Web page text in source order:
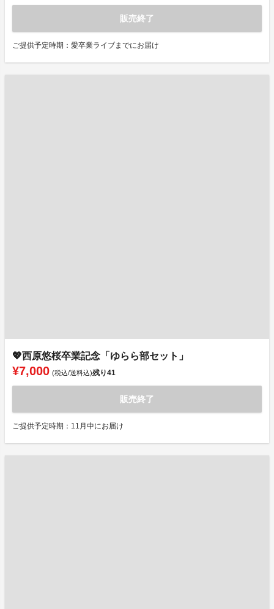
販売終了
ご提供予定時期：愛卒業ライブまでにお届け
💖西原悠桜卒業記念「ゆらら部セット」
¥7,000 (税込/送料込)残り41
販売終了
ご提供予定時期：11月中にお届け